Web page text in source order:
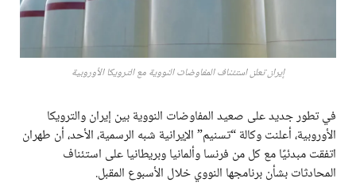
إيران تعلن استئناف المفاوضات النووية مع الترويكا الأوروبية
في تطور جديد على صعيد المفاوضات النووية بين إيران والترويكا
الأوروبية، أعلنت وكالة “تسنيم” الإيرانية شبه الرسمية، الأحد، أن طهران
اتفقت مبدئيًا مع كل من فرنسا وألمانيا وبريطانيا على استئناف
المحادثات بشأن برنامجها النووي خلال الأسبوع المقبل.